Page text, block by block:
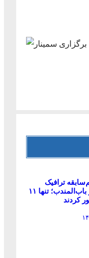
ترافیک
دریایی در باب‌المندب؛ تنها ۱۱
کردند